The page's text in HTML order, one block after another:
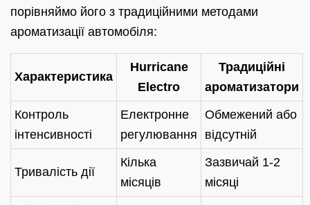
порівняймо його з традиційними методами
ароматизації автомобіля:
Характеристика
Hurricane
Electro
Традиційні
ароматизатори
Контроль
інтенсивності
Електронне
регулювання
Обмежений або
відсутній
Тривалість дії
Кілька
місяців
Зазвичай 1-2
місяці